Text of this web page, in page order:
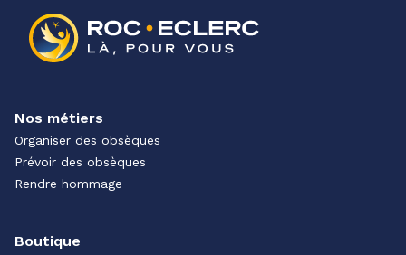
Nos métiers
Organiser des obsèques
Prévoir des obsèques
Rendre hommage
Boutique